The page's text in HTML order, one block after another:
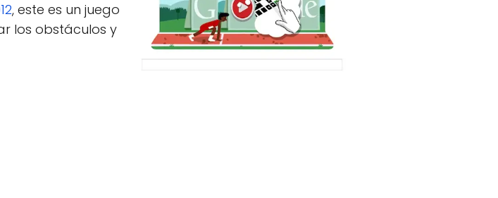
, este es un juego
los obstáculos y